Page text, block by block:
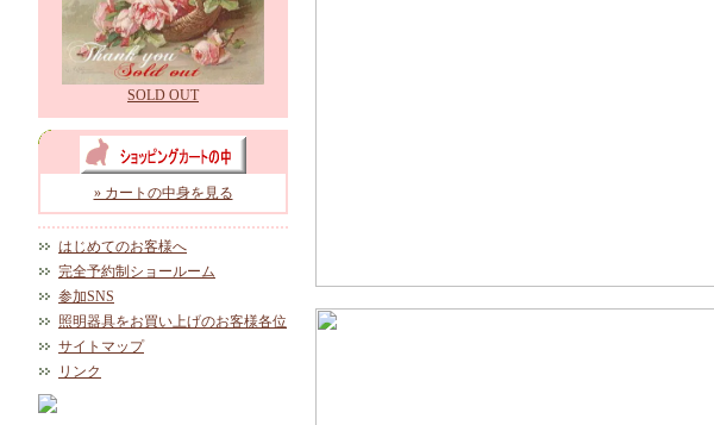
SOLD OUT
» カートの中身を見る
はじめてのお客様へ
完全予約制ショールーム
参加SNS
照明器具をお買い上げのお客様各位
サイトマップ
リンク